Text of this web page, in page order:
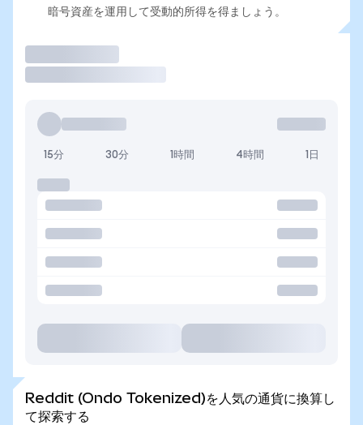
暗号資産を運用して受動的所得を得ましょう。
15分 30分 1時間 4時間 1日
Reddit (Ondo Tokenized)を人気の通貨に換算し
て探索する